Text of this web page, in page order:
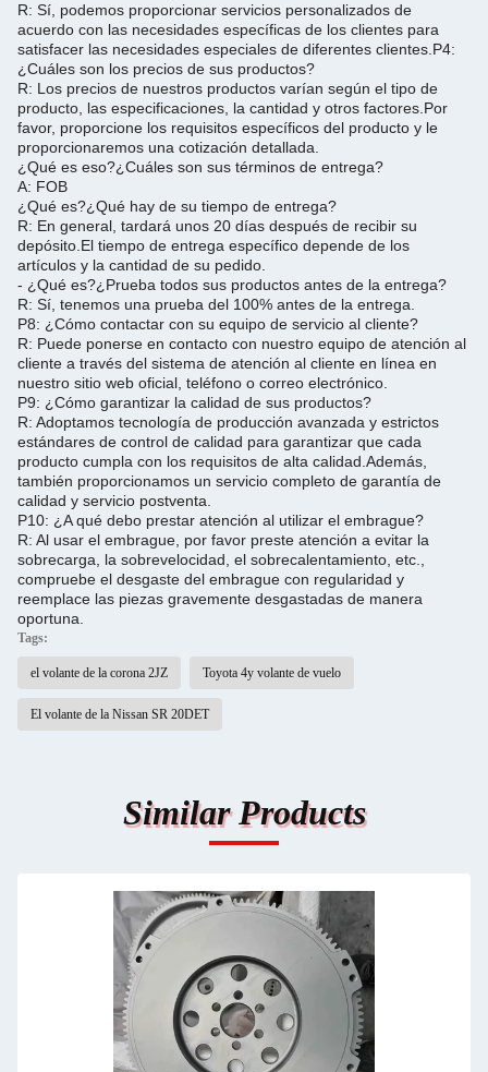
R: Sí, podemos proporcionar servicios personalizados de
acuerdo con las necesidades específicas de los clientes para
satisfacer las necesidades especiales de diferentes clientes. P4:
¿Cuáles son los precios de sus productos?
R: Los precios de nuestros productos varían según el tipo de
producto, las especificaciones, la cantidad y otros factores. Por
favor, proporcione los requisitos específicos del producto y le
proporcionaremos una cotización detallada.
¿Qué es eso?¿Cuáles son sus términos de entrega?
A: FOB
¿Qué es?¿Qué hay de su tiempo de entrega?
R: En general, tardará unos 20 días después de recibir su
depósito. El tiempo de entrega específico depende de los
artículos y la cantidad de su pedido.
- ¿Qué es?¿Prueba todos sus productos antes de la entrega?
R: Sí, tenemos una prueba del 100% antes de la entrega.
P8: ¿Cómo contactar con su equipo de servicio al cliente?
R: Puede ponerse en contacto con nuestro equipo de atención al
cliente a través del sistema de atención al cliente en línea en
nuestro sitio web oficial, teléfono o correo electrónico.
P9: ¿Cómo garantizar la calidad de sus productos?
R: Adoptamos tecnología de producción avanzada y estrictos
estándares de control de calidad para garantizar que cada
producto cumpla con los requisitos de alta calidad. Además,
también proporcionamos un servicio completo de garantía de
calidad y servicio postventa.
P10: ¿A qué debo prestar atención al utilizar el embrague?
R: Al usar el embrague, por favor preste atención a evitar la
sobrecarga, la sobrevelocidad, el sobrecalentamiento, etc.,
compruebe el desgaste del embrague con regularidad y
reemplace las piezas gravemente desgastadas de manera
oportuna.
Tags:
el volante de la corona 2JZ Toyota 4y volante de vuelo
El volante de la Nissan SR 20DET
Similar Products